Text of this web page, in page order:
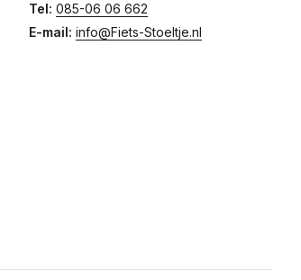
Tel: 085-06 06 662
E-mail: info@Fiets-Stoeltje.nl